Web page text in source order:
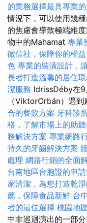
的業務選擇最具專業
情況下，可以使用幾
的焦慮會導致極端維
物中的Mahamat 專業
徵信社，保障你的權益
色 專業的裝潢設計，
長者打造溫馨的居住
潔服務 IdrissDéby在9
（ViktorOrbán）遇到
合的餐飲方案 牙科診
格，了解市場上的助
務解決方案 專業網路
持久的牙齒解決方案
處理 網路行銷的全面
台南地區台胞證的申
家清潔，為您打造乾
薦，保障食品新鮮 台
者的最佳選擇 桃園地
中非巡迴演出的一部